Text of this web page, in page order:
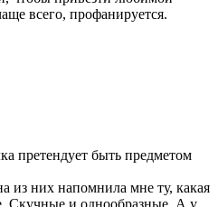
всего, профанируется.
претендует быть предметом
из них напомнила мне ту, какая
Скучные и однообразные. А у